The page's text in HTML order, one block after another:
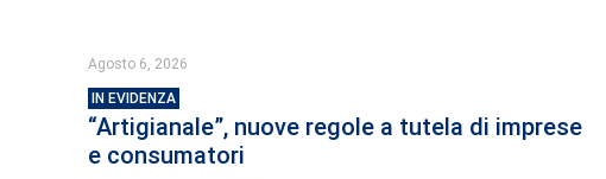
Agosto 6, 2026
IN EVIDENZA
“Artigianale”, nuove regole a tutela di imprese
e consumatori